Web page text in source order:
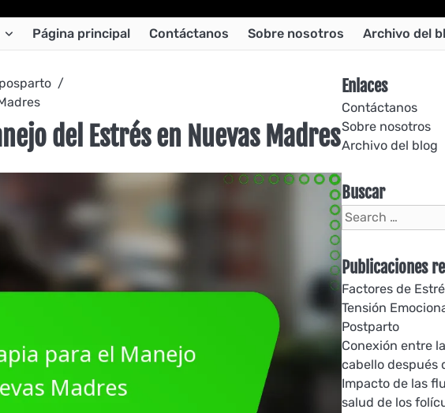
Página principal Contáctanos Sobre nosotros Archivo del
del Estrés en Nuevas Madres
Enlaces
Contáctanos
Sobre nosotros
Archivo del blog
Buscar
Search
for:
Publicaciones
Factores de
Tensión
Postparto
Conexión entre
cabello después
Impacto de las
salud de los